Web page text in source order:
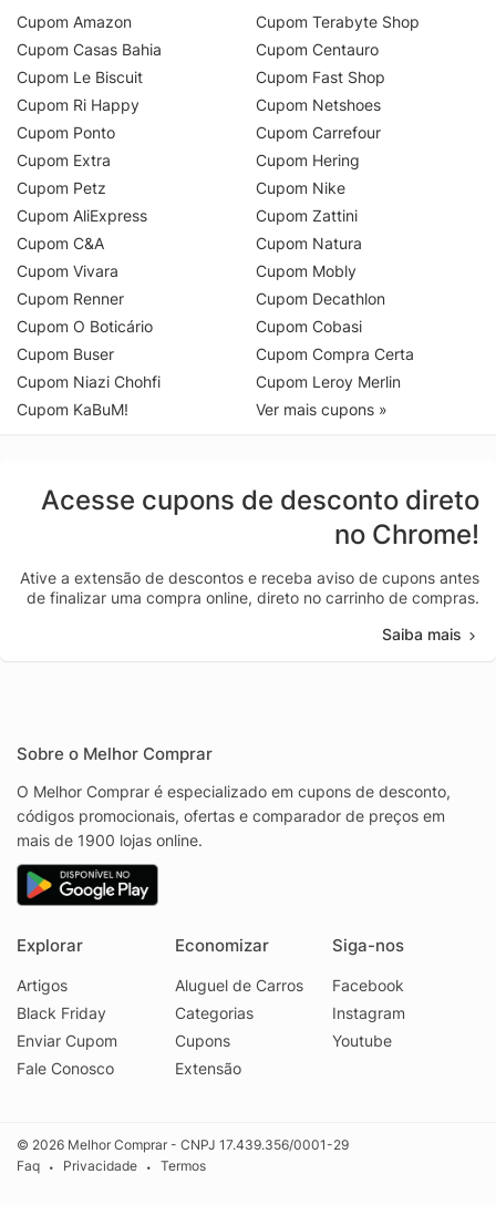
Cupom Amazon
Cupom Casas Bahia
Cupom Le Biscuit
Cupom Ri Happy
Cupom Ponto
Cupom Extra
Cupom Petz
Cupom AliExpress
Cupom C&A
Cupom Vivara
Cupom Renner
Cupom O Boticário
Cupom Buser
Cupom Niazi Chohfi
Cupom KaBuM!
Cupom Terabyte Shop
Cupom Centauro
Cupom Fast Shop
Cupom Netshoes
Cupom Carrefour
Cupom Hering
Cupom Nike
Cupom Zattini
Cupom Natura
Cupom Mobly
Cupom Decathlon
Cupom Cobasi
Cupom Compra Certa
Cupom Leroy Merlin
Ver mais cupons »
Acesse cupons de desconto direto
no Chrome!
Ative a extensão de descontos e receba aviso de cupons antes
de finalizar uma compra online, direto no carrinho de compras.
Saiba mais
Sobre o Melhor Comprar
O Melhor Comprar é especializado em cupons de desconto,
códigos promocionais, ofertas e comparador de preços em
mais de 1900 lojas online.
Explorar
Artigos
Black Friday
Enviar Cupom
Fale Conosco
Economizar
Aluguel de Carros
Categorias
Cupons
Extensão
Siga-nos
Facebook
Instagram
Youtube
© 2026 Melhor Comprar - CNPJ 17.439.356/0001-29
Faq
• Privacidade • Termos